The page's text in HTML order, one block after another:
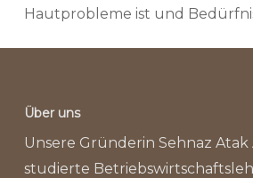
Hautprobleme ist und
Über uns
Unsere Gründerin Sehnaz Atak
studierte